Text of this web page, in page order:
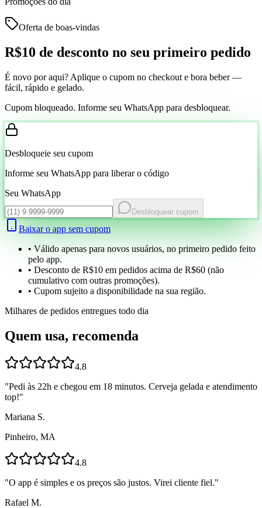
Oferta de boas-vindas
R$10 de desconto no seu primeiro pedido
É novo por aqui? Aplique o cupom no checkout e bora beber —
fácil, rápido e gelado.
Cupom bloqueado. Informe seu WhatsApp para desbloquear.
Desbloqueie seu cupom
Informe seu WhatsApp para liberar o código
Seu WhatsApp
Desbloquear cupom
Baixar o app sem cupom
• Válido apenas para novos usuários, no primeiro pedido feito
pelo app.
• Desconto de R$10 em pedidos acima de R$60 (não
cumulativo com outras promoções).
• Cupom sujeito a disponibilidade na sua região.
Milhares de pedidos entregues todo dia
Quem usa, recomenda
4.8
"Pedi às 22h e chegou em 18 minutos. Cerveja gelada e atendimento
top!"
Mariana S.
Pinheiro, MA
4.8
"O app é simples e os preços são justos. Virei cliente fiel."
Rafael M.